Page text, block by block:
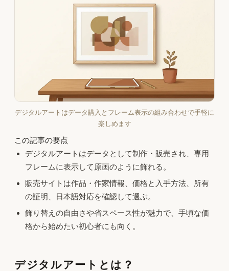
デジタルアートはデータ購入とフレーム表示の組み合わせで手軽に
楽しめます
この記事の要点
デジタルアートはデータとして制作・販売され、専用
フレームに表示して原画のように飾れる。
販売サイトは作品・作家情報、価格と入手方法、所有
の証明、日本語対応を確認して選ぶ。
飾り替えの自由さや省スペース性が魅力で、手頃な価
格から始めたい初心者にも向く。
デジタルアートとは？